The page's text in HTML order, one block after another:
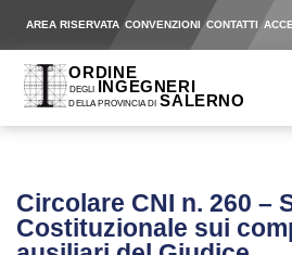
AREA RISERVATA CONVENZIONI CONTATTI
Circolare CNI n. 260 –
Costituzionale sui